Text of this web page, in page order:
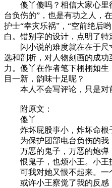
傻丫傻吗？相信大家心里很
台负伤的”，也是有功之人，
护士“幸灾乐祸”，“空前绝后
白。错别字的设计，点明了特
闪小说的难度就在在于尺寸
选和剖析，对人物刻画的成
力。傻丫在作者笔下栩栩如
目一新，韵味十足呢？
本人不会写评论，只是对前
附原文：
傻丫
炸坏屁股事小，炸坏命根
为保护团部电台负伤的我，
万恶的鬼子，万恶的炮弹
恨鬼子，也烦小王。小王
可我对她又恨不起来。一个
或许小王察觉了我的反感